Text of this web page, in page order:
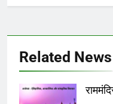
Related News